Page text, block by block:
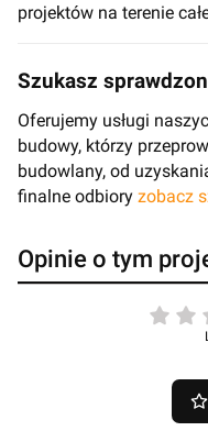
projektów na terenie
Szukasz
Oferujemy usługi
budowy, którzy
budowlany, od
finalne odbiory zobacz
Opinie o tym